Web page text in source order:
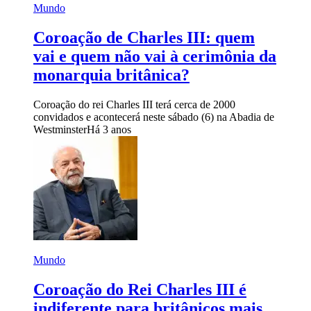
Mundo
Coroação de Charles III: quem
vai e quem não vai à cerimônia da
monarquia britânica?
Coroação do rei Charles III terá cerca de 2000
convidados e acontecerá neste sábado (6) na Abadia de
WestminsterHá 3 anos
Mundo
Coroação do Rei Charles III é